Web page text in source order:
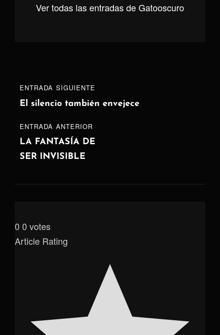
Ver todas las entradas de Gatooscuro
Navegación
de
ENTRADA
ANTERIOR
ENTRADA ANTERIOR
LA FANTASÍA DE
SER INVISIBLE
Entrada
siguiente
ENTRADA SIGUIENTE
El silencio también envejece
0 0 votes
Article Rating